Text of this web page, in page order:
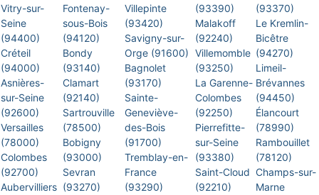
Vitry-sur-
Seine
(94400)
Créteil
(94000)
Asnières-
sur-Seine
(92600)
Versailles
(78000)
Colombes
(92700)
Aubervilliers
Fontenay-
sous-Bois
(94120)
Bondy
(93140)
Clamart
(92140)
Sartrouville
(78500)
Bobigny
(93000)
Sevran
(93270)
Villepinte
(93420)
Savigny-sur-
Orge (91600)
Bagnolet
(93170)
Sainte-
Geneviève-
des-Bois
(91700)
Tremblay-en-
France
(93290)
(93390)
Malakoff
(92240)
Villemomble
(93250)
La Garenne-
Colombes
(92250)
Pierrefitte-
sur-Seine
(93380)
Saint-Cloud
(92210)
(93370)
Le Kremlin-
Bicêtre
(94270)
Limeil-
Brévannes
(94450)
Élancourt
(78990)
Rambouillet
(78120)
Champs-sur-
Marne